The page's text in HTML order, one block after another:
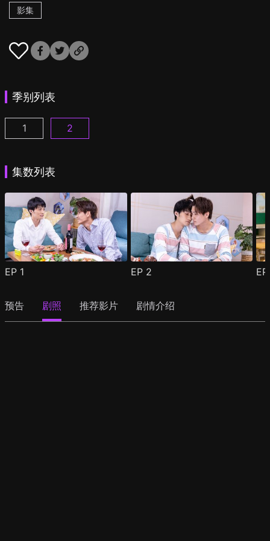
影集
季别列表
他爱上我的理由 第1季 第1集
1 他爱上我的理由 第2季 第1集
2
集数列表
EP 1 EP 2
预告 剧照 推荐影片 剧情介绍